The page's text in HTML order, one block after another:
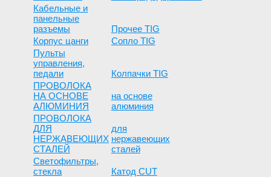
Кабельные и
панельные
разъемы
Прочее TIG
Корпус цанги
Сопло TIG
Пульты
управления,
педали
Колпачки TIG
ПРОВОЛОКА
НА ОСНОВЕ
АЛЮМИНИЯ
на основе
алюминия
ПРОВОЛОКА
ДЛЯ
НЕРЖАВЕЮЩИХ
СТАЛЕЙ
для
нержавеющих
сталей
Светофильтры,
стекла
Катод CUT